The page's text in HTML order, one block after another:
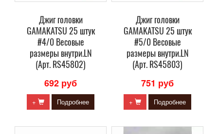
Джиг головки
GAMAKATSU 25 штук
#4/0 Весовые
размеры внутри.LN
(Арт. RS45802)
692 руб
+ Подробнее
Джиг головки
GAMAKATSU 25 штук
#5/0 Весовые
размеры внутри.LN
(Арт. RS45803)
751 руб
+ Подробнее